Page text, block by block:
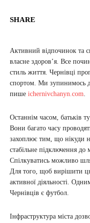
SHARE
Активний відпочинок та
власне здоров’я. Все
стиль життя. Чернівці
спортом. Ми зупинимось
пише ichernivchanyn.com.
Останнім часом, батьків
Вони багато часу
захоплює тим, що нікуди
стабільне підключення до
Спілкуватись можливо
Для того, щоб вирішити
активної діяльності.
Чернівців є футбол.
Інфраструктура міста